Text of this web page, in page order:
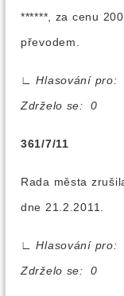
******, za cenu
převodem.
∟
Hlasování
Zdrželo se: 0
361/7/11
Rada města
dne 21.2.2011.
∟
Hlasování
Zdrželo se: 0